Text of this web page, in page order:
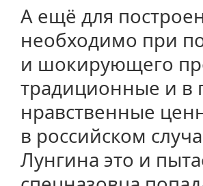
А ещё для
необходимо при
и шокирующего
традиционные и в
нравственные
в российском
Лунгина это и